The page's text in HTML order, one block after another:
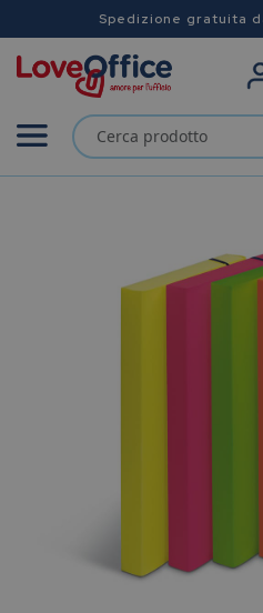
Spedizione gratuita